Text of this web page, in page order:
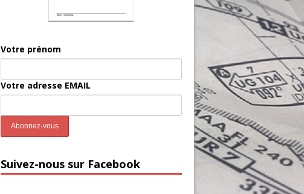
Votre prénom
Votre adresse EMAIL
Suivez-nous sur Facebook